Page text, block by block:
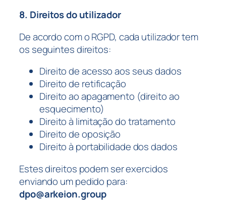
8. Direitos do utilizador
De acordo com o RGPD, cada utilizador tem
os seguintes direitos:
Direito de acesso aos seus dados
Direito de retificação
Direito ao apagamento (direito ao
esquecimento)
Direito à limitação do tratamento
Direito de oposição
Direito à portabilidade dos dados
Estes direitos podem ser exercidos
enviando um pedido para:
dpo@arkeion.group